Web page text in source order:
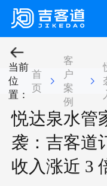
当前
位
置：
首
页
客
户
案
例
悦达泉水管
袭：吉客道
收入涨近 3